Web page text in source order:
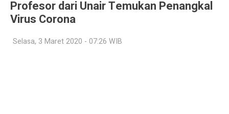
Profesor dari Unair Temukan Penangkal
Virus Corona
Selasa, 3 Maret 2020 - 07:26 WIB